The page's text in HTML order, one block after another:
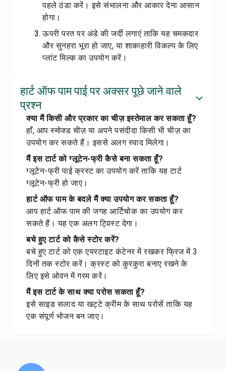
पहले ठंडा करें। इसे संभालना और आकार देना आसान
होगा।
ऊपरी परत पर अंडे की जर्दी लगाएं ताकि यह चमकदार
और सुनहरा भूरा हो जाए, या शाकाहारी विकल्प के लिए
प्लांट मिल्क का उपयोग करें।
हार्ट ऑफ पाम पाई पर अक्सर पूछे जाने वाले
प्रश्न
क्या मैं किसी और प्रकार का चीज़ इस्तेमाल कर सकता हूँ?
हाँ, आप स्मोक्ड चीज़ या अपने पसंदीदा किसी भी चीज़ का
उपयोग कर सकते हैं। इससे अलग स्वाद मिलेगा।
मैं इस टार्ट को ग्लूटेन-फ्री कैसे बना सकता हूँ?
ग्लूटेन-फ्री पाई क्रस्ट का उपयोग करें ताकि यह टार्ट
ग्लूटेन-फ्री हो जाए।
हार्ट ऑफ पाम के बदले मैं क्या उपयोग कर सकता हूँ?
आप हार्ट ऑफ पाम की जगह आर्टिचोक का उपयोग कर
सकते हैं। यह एक अलग ट्विस्ट देगा।
बचे हुए टार्ट को कैसे स्टोर करें?
बचे हुए टार्ट को एक एयरटाइट कंटेनर में रखकर फ्रिज में 3
दिनों तक स्टोर करें। क्रस्ट को कुरकुरा बनाए रखने के
लिए इसे ओवन में गरम करें।
मैं इस टार्ट के साथ क्या परोस सकता हूँ?
इसे साइड सलाद या खट्टे क्रीम के साथ परोसें ताकि यह
एक संपूर्ण भोजन बन जाए।